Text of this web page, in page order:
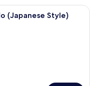
con suelo de tatami,
(Japanese Style)